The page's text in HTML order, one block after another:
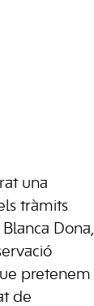
una
tràmits
Dona,
pretenem
de